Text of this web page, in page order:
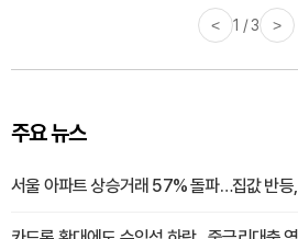
< 2 / 3 >
주요 뉴스
서울 아파트 상승거래 57% 돌파…집값 반등